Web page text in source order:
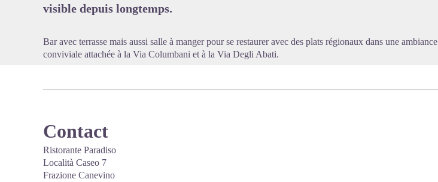
visible depuis longtemps.
Bar avec terrasse mais aussi salle à manger pour se restaurer avec des plats régionaux dans une ambiance
conviviale attachée à la Via Columbani et à la Via Degli Abati.
Contact
Ristorante Paradiso
Località Caseo 7
Frazione Canevino